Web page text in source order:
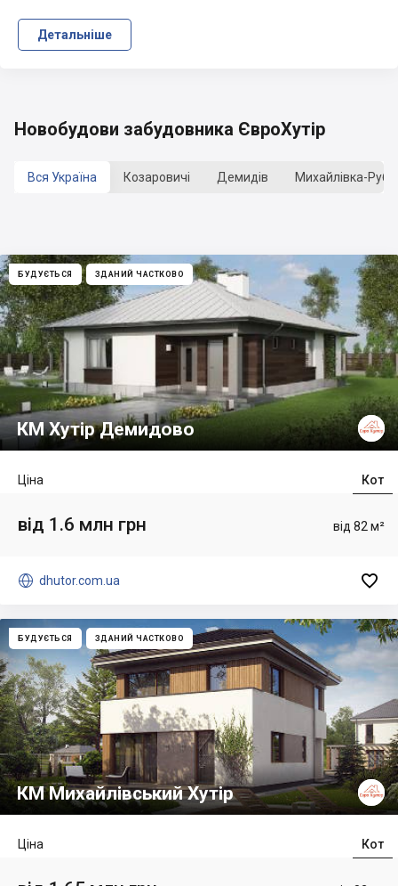
Детальніше
Новобудови забудовника ЄвроХутір
Вся Україна Козаровичі Демидів Михайлівка-
БУДУЄТЬСЯ ЗДАНИЙ ЧАСТКОВО
КМ Хутір Демидово
Кот
Ціна
від 82 м²
від 1.6 млн грн
 dhutor.com.ua 
БУДУЄТЬСЯ ЗДАНИЙ ЧАСТКОВО
КМ Михайлівський Хутір
Кот
Ціна